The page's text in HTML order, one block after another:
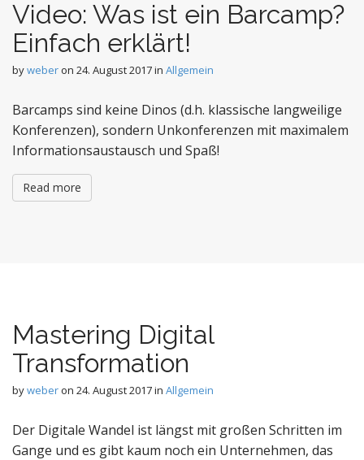
Video: Was ist ein Barcamp?
Einfach erklärt!
byweberon 24. August 2017in Allgemein
Barcamps sind keine Dinos (d.h. klassische langweilige
Konferenzen), sondern Unkonferenzen mit maximalem
Informationsaustausch und Spaß!
Read more
Mastering Digital
Transformation
byweberon 24. August 2017in Allgemein
Der Digitale Wandel ist längst mit großen Schritten im
Gange und es gibt kaum noch ein Unternehmen, das